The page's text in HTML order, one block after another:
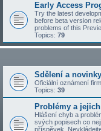
Early Access
Try the latest
before beta version
problems of this
Topics: 79
Sdělení a novinky
Oficiální oznámení
Topics: 39
Problémy a
Hlášení chyb a
svých popisech co
příspěvek.